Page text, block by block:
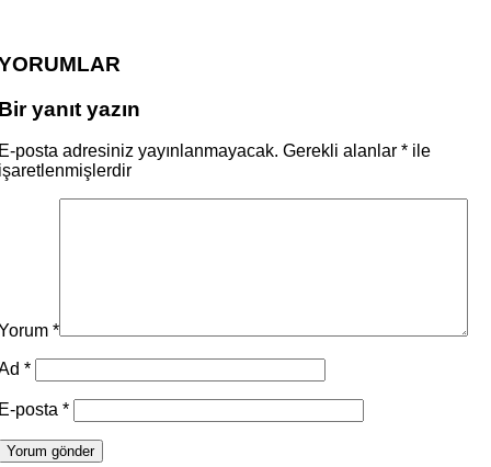
yanıt yazın
posta adresiniz yayınlanmayacak. Gerekli alanlar * ile
*
*
posta *